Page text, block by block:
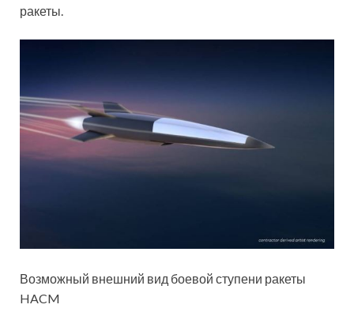
ракеты.
Возможный внешний вид боевой ступени ракеты
HACM